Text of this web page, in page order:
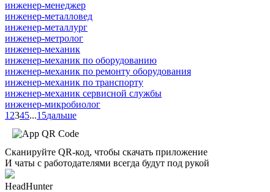
инженер-менеджер
инженер-металловед
инженер-металлург
инженер-метролог
инженер-механик
инженер-механик по оборудованию
инженер-механик по ремонту оборудования
инженер-механик по транспорту
инженер-механик сервисной службы
инженер-микробиолог
1 2345...15дальше
Сканируйте QR-код, чтобы скачать приложение
И чаты с работодателями всегда будут под рукой
HeadHunter